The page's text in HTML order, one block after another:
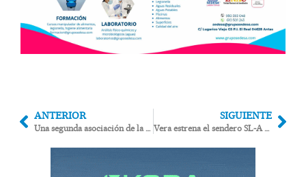
ANTERIOR
Una segunda asociación de la G. Civil pide «armas largas» tras dos incidentes con disparos en Cuevas
SIGUIENTE
Vera estrena el sendero SL-A 409 «Salar de los Canos», su primer itinerario homologado para el turismo de naturaleza